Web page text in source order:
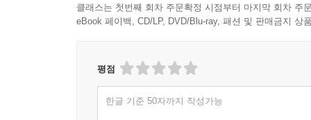
클래스는 첫번째 회차 주문확정 시점부터 마지막 회차 주
eBook 페이백, CD/LP, DVD/Blu-ray, 패션 및 판매금지 상
평점
한글 기준 50자까지 작성가능